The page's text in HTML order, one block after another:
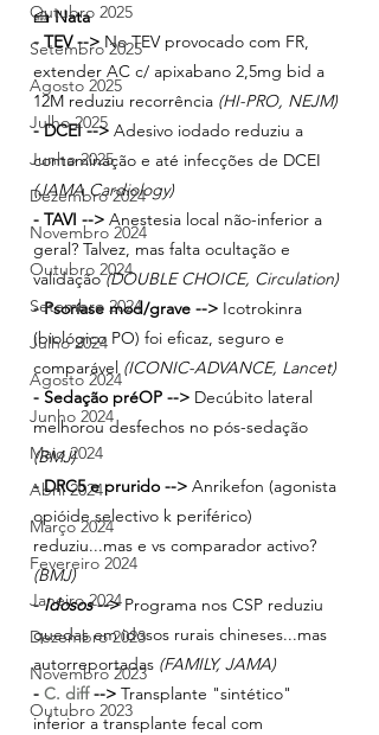
Outubro 2025
Setembro 2025
Agosto 2025
Julho 2025
Junho 2025
Dezembro 2024
Novembro 2024
Outubro 2024
Setembro 2024
Julho 2024
Agosto 2024
Junho 2024
Maio 2024
Abril 2024
Março 2024
Fevereiro 2024
Janeiro 2024
Dezembro 2023
Novembro 2023
Outubro 2023
🍰 Nata
- TEV --> No TEV provocado com FR,
extender AC c/ apixabano 2,5mg bid a
12M reduziu recorrência (HI-PRO, NEJM)
- DCEI --> Adesivo iodado reduziu a
contaminação e até infecções de DCEI
(JAMA Cardiology)
- TAVI --> Anestesia local não-inferior a
geral? Talvez, mas falta ocultação e
validação (DOUBLE CHOICE, Circulation)
- Psoríase mod/grave --> Icotrokinra
(biológico PO) foi eficaz, seguro e
comparável (ICONIC-ADVANCE, Lancet)
- Sedação préOP --> Decúbito lateral
melhorou desfechos no pós-sedação
(BMJ)
- DRC5 e prurido --> Anrikefon (agonista
opióide selectivo k periférico)
reduziu...mas e vs comparador activo?
(BMJ)
- Idosos --> Programa nos CSP reduziu
quedas em idosos rurais chineses...mas
autorreportadas (FAMILY, JAMA)
- C. diff --> Transplante "sintético"
inferior a transplante fecal com